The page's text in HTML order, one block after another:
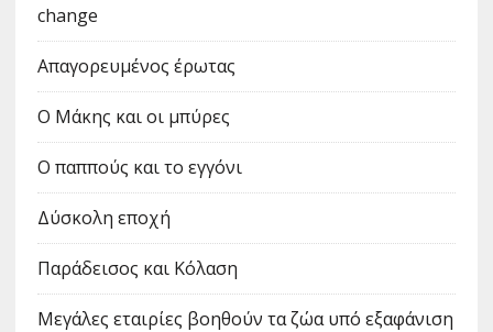
change
Απαγορευμένος έρωτας
Ο Μάκης και οι μπύρες
Ο παππούς και το εγγόνι
Δύσκολη εποχή
Παράδεισος και Κόλαση
Μεγάλες εταιρίες βοηθούν τα ζώα υπό εξαφάνιση